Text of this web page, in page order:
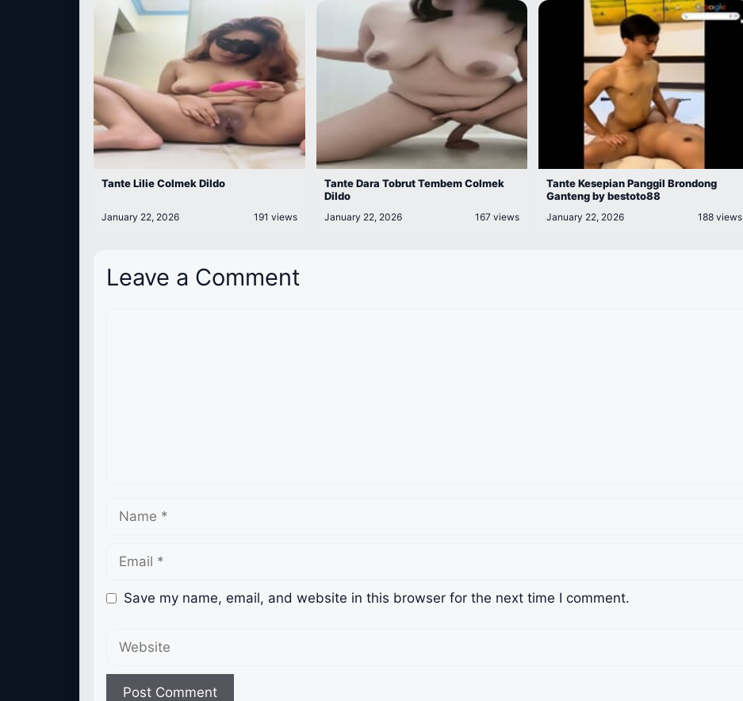
Tante Lilie Colmek Dildo
January 22, 2026 191 views
Tante Dara Tobrut Tembem Colmek
Dildo
January 22, 2026 167 views
Tante Kesepian Panggil Brondong
Ganteng by bestoto88
January 22, 2026 188 views
Leave a Comment
Name
Email
Save my name, email, and website in this browser for the next time I comment.